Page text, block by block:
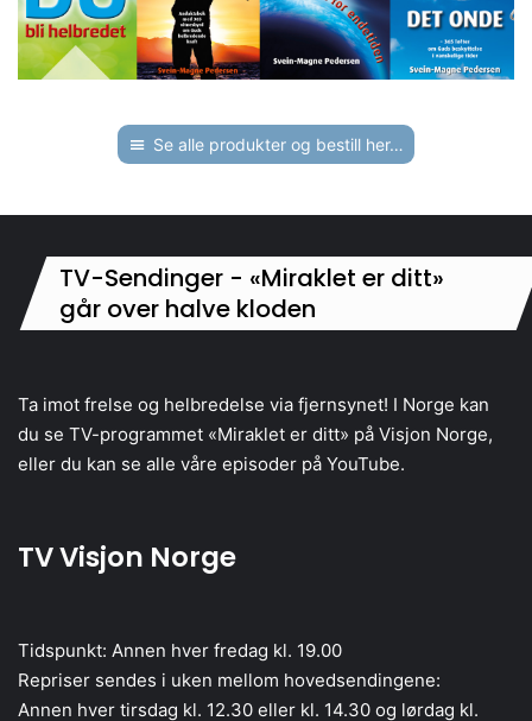
Se alle produkter og bestill her…
TV-Sendinger - «Miraklet er ditt»
går over halve kloden
Ta imot frelse og helbredelse via fjernsynet! I Norge kan
du se TV-programmet «Miraklet er ditt» på Visjon Norge,
eller du kan se alle våre episoder på YouTube.
TV Visjon Norge
Tidspunkt: Annen hver fredag kl. 19.00
Repriser sendes i uken mellom hovedsendingene:
Annen hver tirsdag kl. 12.30 eller kl. 14.30 og lørdag kl.